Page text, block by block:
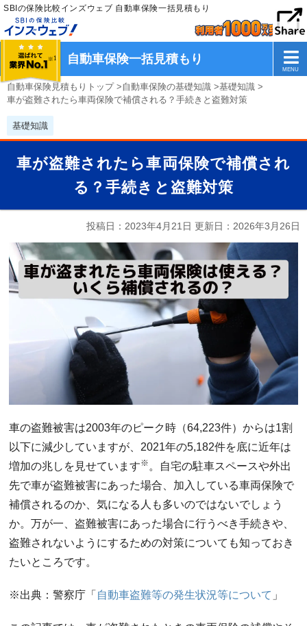
SBIの保険比較インズウェブ 自動車保険一括見積もり
自動車保険一括見積もり
自動車保険見積もりトップ>自動車保険の基礎知識 >基礎知識 >
車が盗難されたら車両保険で補償される？手続きと盗難対策
基礎知識
車が盗難されたら車両保険で補償され
る？手続きと盗難対策
投稿日：2023年4月21日 更新日： 2026年3月26日
車の盗難被害は2003年のピーク時（64,223件）からは1割
以下に減少していますが、2021年の5,182件を底に近年は
増加の兆しを見せています※ 。自宅の駐車スペースや外出
先で車が盗難被害にあった場合、加入している車両保険で
補償されるのか、気になる人も多いのではないでしょう
か。万が一、盗難被害にあった場合に行うべき手続きや、
盗難されないようにするための対策についても知っておき
たいところです。
※出典：警察庁「 自動車盗難等の発生状況等について 」